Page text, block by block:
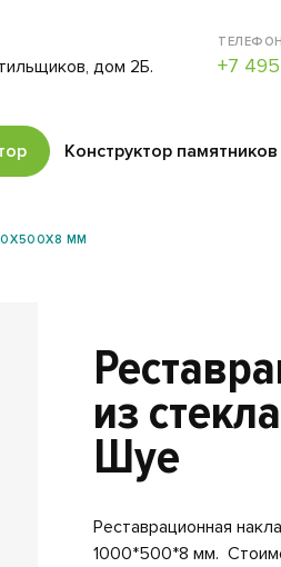
дом 2Б. +7
Конструктор памятников
ММ
из
Шуе
Реставрационная
1000*500*8 мм.